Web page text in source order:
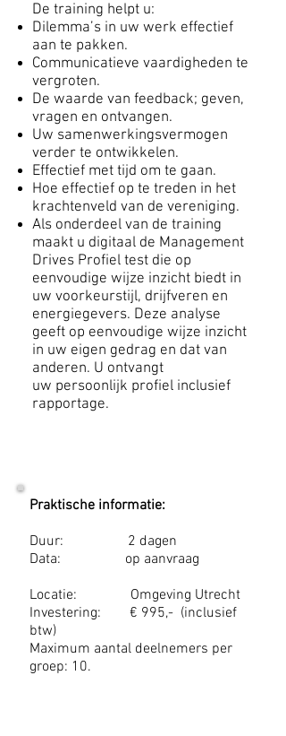
De training helpt u:
Dilemma’s in uw werk effectief
aan te pakken.
Communicatieve vaardigheden te
vergroten.
De waarde van feedback; geven,
vragen en ontvangen.
Uw samenwerkingsvermogen
verder te ontwikkelen.
Effectief met tijd om te gaan.
Hoe effectief op te treden in het
krachtenveld van de vereniging.
Als onderdeel van de training
maakt u digitaal de Management
Drives Profiel test die op
eenvoudige wijze inzicht biedt in
uw voorkeurstijl, drijfveren en
energiegevers. Deze analyse
geeft op eenvoudige wijze inzicht
in uw eigen gedrag en dat van
anderen. U ontvangt
uw persoonlijk profiel inclusief
rapportage.
Praktische informatie:
Duur: 2 dagen
Data: op aanvraag
Locatie: Omgeving Utrecht
Investering: € 995,- (inclusief
btw)
Maximum aantal deelnemers per
groep: 10.